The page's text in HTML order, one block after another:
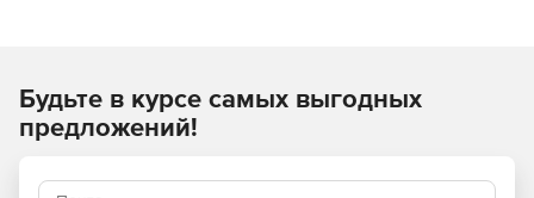
3D-моделей, такими как STL, OBJ и другими.
Настройка параметров печати: Пользователи могут
Будьте в курсе самых выгодных
предложений!